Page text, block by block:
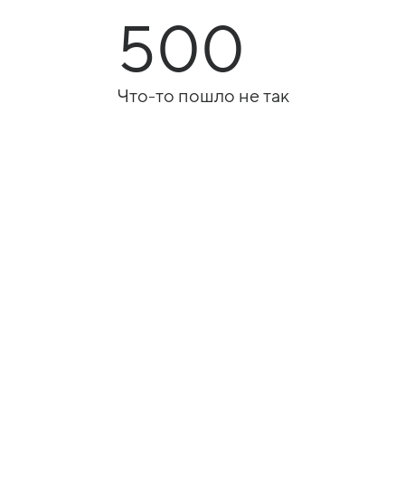
500
Что-то пошло не так